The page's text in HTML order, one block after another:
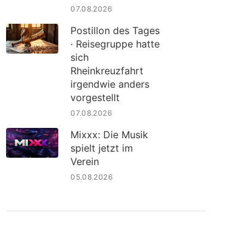
07.08.2026
Postillon des Tages
· Reisegruppe hatte
sich
Rheinkreuzfahrt
irgendwie anders
vorgestellt
07.08.2026
Mixxx: Die Musik
spielt jetzt im
Verein
05.08.2026